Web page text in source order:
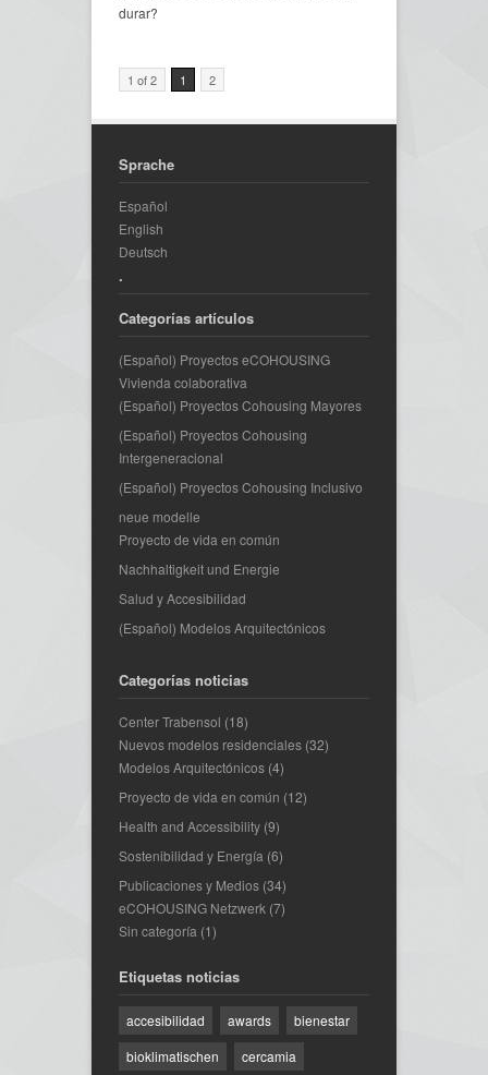
durar?
1 of 2 1 2
Sprache
Español
English
Deutsch
.
Categorías artículos
(Español) Proyectos eCOHOUSING
Vivienda colaborativa
(Español) Proyectos Cohousing Mayores
(Español) Proyectos Cohousing
Intergeneracional
(Español) Proyectos Cohousing Inclusivo
neue modelle
Proyecto de vida en común
Nachhaltigkeit und Energie
Salud y Accesibilidad
(Español) Modelos Arquitectónicos
Categorías noticias
Center Trabensol (18)
Nuevos modelos residenciales (32)
Modelos Arquitectónicos (4)
Proyecto de vida en común (12)
Health and Accessibility (9)
Sostenibilidad y Energía (6)
Publicaciones y Medios (34)
eCOHOUSING Netzwerk (7)
Sin categoría (1)
Etiquetas noticias
accesibilidad awards
bienestar
bioklimatischen
cercamia